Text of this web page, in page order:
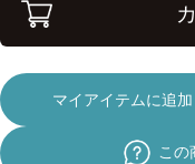
マイアイテムに追加
この